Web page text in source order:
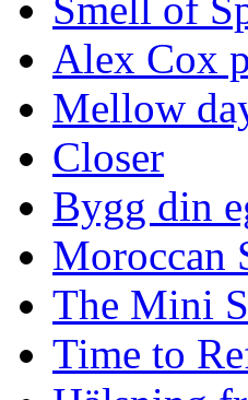
Alex Cox
Mellow
Closer
Bygg din
Moroccan
The Mini
Time to